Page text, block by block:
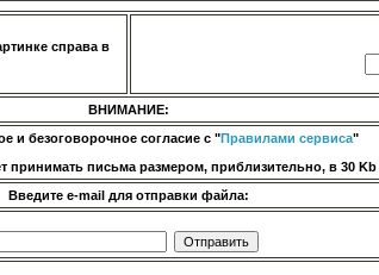
справа в
ВНИМАНИЕ:
и безоговорочное согласие с "Правилами сервиса"
принимать письма размером, приблизительно, в 30 Kb
Введите e-mail для отправки файла: